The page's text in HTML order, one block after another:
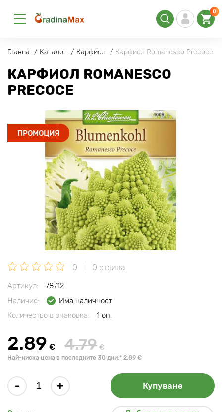
0
Главна Каталог Карфиол Карфиол Romanesco Precoce
КАРФИОЛ ROMANESCO
PRECOCE
ПРОМОЦИЯ
0 0 отзива
Артикул:
78712
Наличие:
Има наличност
Количество в опаковка:
1 оп.
2.89 € 4.79 €
Най-ниска цена в последните 30 дни:* 2.89 €
- + Купуване